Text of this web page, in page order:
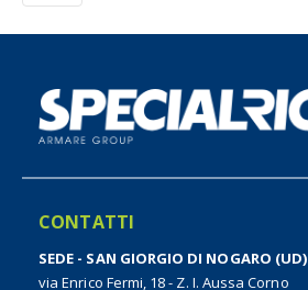
CONTATTI
SEDE - SAN GIORGIO DI NOGARO (UD)
via Enrico Fermi, 18 - Z. I. Aussa Corno